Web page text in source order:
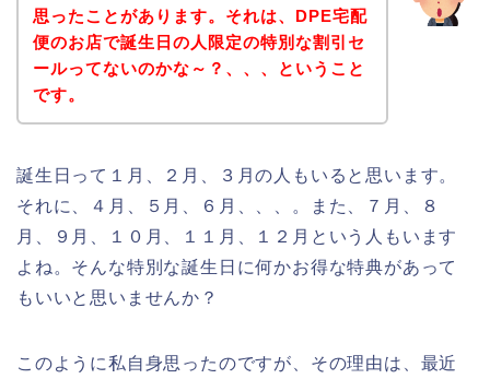
思ったことがあります。それは、DPE宅配
便のお店で誕生日の人限定の特別な割引セ
ールってないのかな～？、、、ということ
です。
誕生日って１月、２月、３月の人もいると思います。
それに、４月、５月、６月、、、。また、７月、８
月、９月、１０月、１１月、１２月という人もいます
よね。そんな特別な誕生日に何かお得な特典があって
もいいと思いませんか？
このように私自身思ったのですが、その理由は、最近